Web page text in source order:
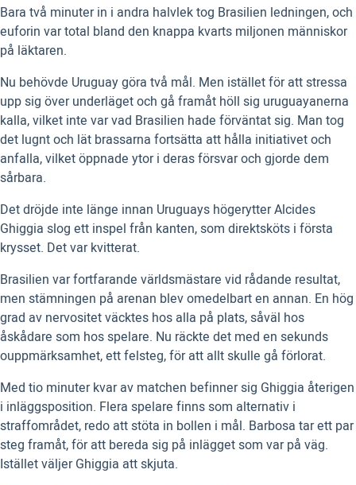
Bara två minuter in i andra halvlek tog Brasilien ledningen, och
euforin var total bland den knappa kvarts miljonen människor
på läktaren.
Nu behövde Uruguay göra två mål. Men istället för att stressa
upp sig över underläget och gå framåt höll sig uruguayanerna
kalla, vilket inte var vad Brasilien hade förväntat sig. Man tog
det lugnt och lät brassarna fortsätta att hålla initiativet och
anfalla, vilket öppnade ytor i deras försvar och gjorde dem
sårbara.
Det dröjde inte länge innan Uruguays högerytter Alcides
Ghiggia slog ett inspel från kanten, som direktsköts i första
krysset. Det var kvitterat.
Brasilien var fortfarande världsmästare vid rådande resultat,
men stämningen på arenan blev omedelbart en annan. En hög
grad av nervositet väcktes hos alla på plats, såväl hos
åskådare som hos spelare. Nu räckte det med en sekunds
ouppmärksamhet, ett felsteg, för att allt skulle gå förlorat.
Med tio minuter kvar av matchen befinner sig Ghiggia återigen
i inläggsposition. Flera spelare finns som alternativ i
straffområdet, redo att stöta in bollen i mål. Barbosa tar ett par
steg framåt, för att bereda sig på inlägget som var på väg.
Istället väljer Ghiggia att skjuta.